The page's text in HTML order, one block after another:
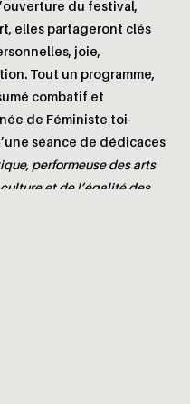
du festival,
elles partageront clés
joie,
Tout un programme,
combatif et
de Féministe toi-
séance de dédicaces
performeuse des arts
et de l’égalité des